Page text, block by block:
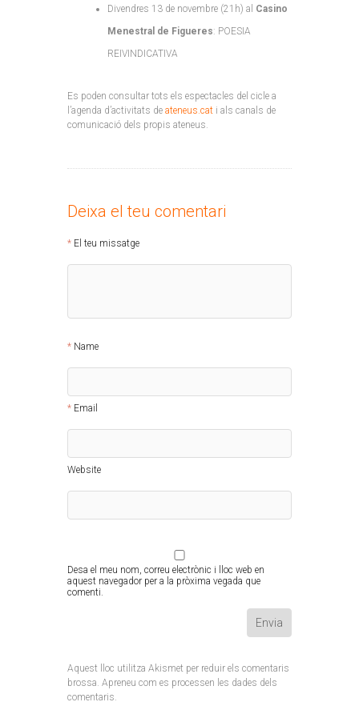
Divendres 13 de novembre (21h) al Casino
Menestral de Figueres: POESIA
REIVINDICATIVA
Es poden consultar tots els espectacles del cicle a
l’agenda d’activitats de ateneus.cat i als canals de
comunicació dels propis ateneus.
Deixa el teu comentari
El teu missatge
Name
Email
Website
Desa el meu nom, correu electrònic i lloc web en
aquest navegador per a la pròxima vegada que
comenti.
Aquest lloc utilitza Akismet per reduir els comentaris
brossa. Apreneu com es processen les dades dels
comentaris.